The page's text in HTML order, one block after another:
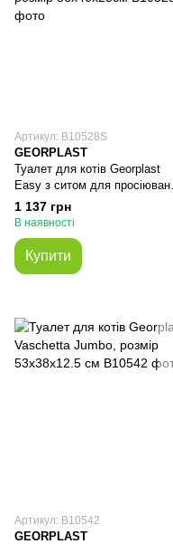
Артикул: В10528S
GEORPLAST
Туалет для котів Georplast
Easy з ситом для
наповнювача, розмір
56x40x25см
1 137 грн
В наявності
Купити
Артикул: В10542
GEORPLAST